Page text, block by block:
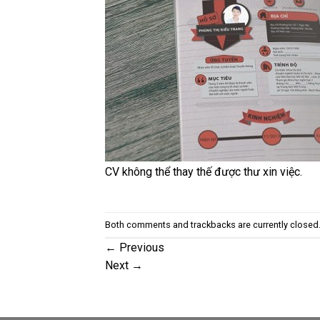
CV không thể thay thế được thư xin việc.
Both comments and trackbacks are currently closed.
← Previous
Next →